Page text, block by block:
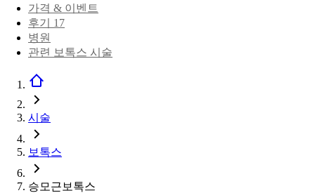
가격 & 이벤트
후기 17
병원
관련 보톡스 시술
시술
보톡스
승모근보톡스